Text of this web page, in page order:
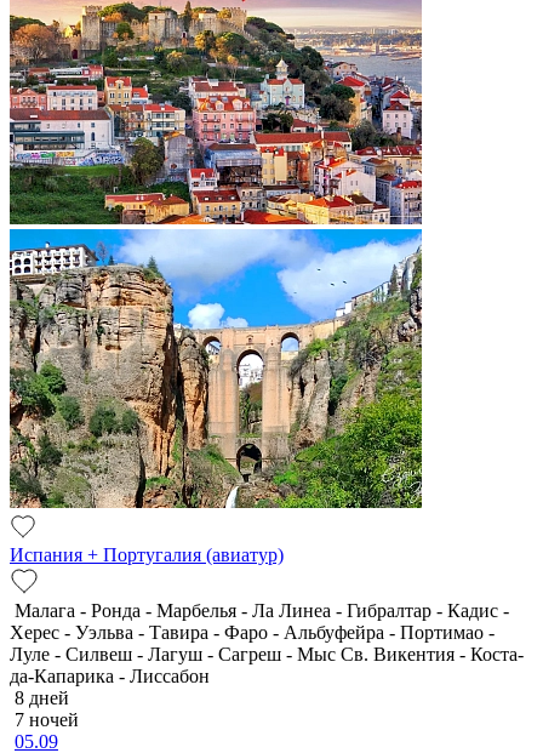
Испания + Португалия (авиатур)
Малага - Ронда - Марбелья - Ла Линеа - Гибралтар - Кадис -
Херес - Уэльва - Тавира - Фаро - Альбуфейра - Портимао -
Луле - Силвеш - Лагуш - Сагреш - Мыс Св. Викентия - Коста-
да-Капарика - Лиссабон
8 дней
7 ночей
05.09